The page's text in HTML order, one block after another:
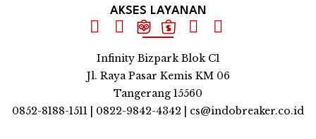
AKSES LAYANAN
Infinity Bizpark Blok C1
Jl. Raya Pasar Kemis KM 06
Tangerang 15560
0852-8188-1511 | 0822-9842-4342 | cs@indobreaker.co.id